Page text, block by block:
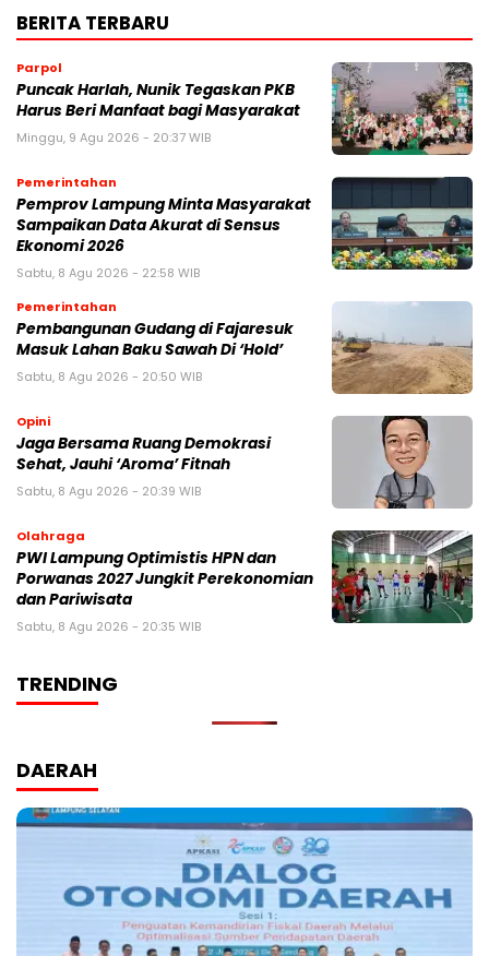
BERITA TERBARU
Parpol
Puncak Harlah, Nunik Tegaskan PKB
Harus Beri Manfaat bagi Masyarakat
Minggu, 9 Agu 2026 - 20:37 WIB
Pemerintahan
Pemprov Lampung Minta Masyarakat
Sampaikan Data Akurat di Sensus
Ekonomi 2026
Sabtu, 8 Agu 2026 - 22:58 WIB
Pemerintahan
Pembangunan Gudang di Fajaresuk
Masuk Lahan Baku Sawah Di ‘Hold’
Sabtu, 8 Agu 2026 - 20:50 WIB
Opini
Jaga Bersama Ruang Demokrasi
Sehat, Jauhi ‘Aroma’ Fitnah
Sabtu, 8 Agu 2026 - 20:39 WIB
Olahraga
PWI Lampung Optimistis HPN dan
Porwanas 2027 Jungkit Perekonomian
dan Pariwisata
Sabtu, 8 Agu 2026 - 20:35 WIB
TRENDING
DAERAH